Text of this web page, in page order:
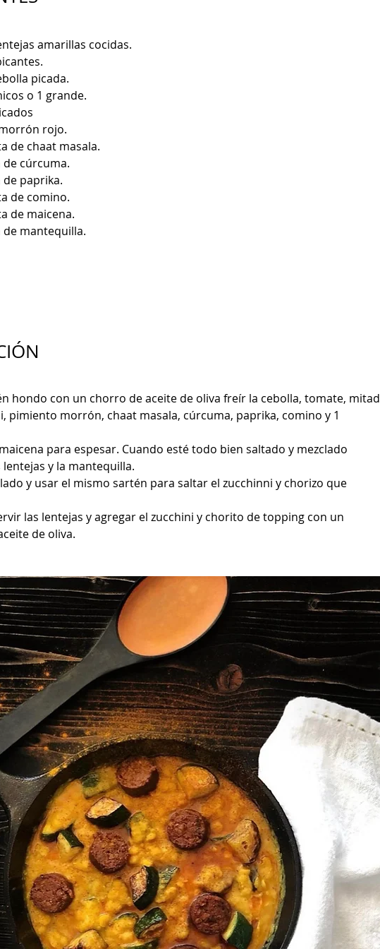
amarillas cocidas.
picada.
o 1 grande.
rojo.
de chaat masala.
de cúrcuma.
paprika.
de comino.
de maicena.
de mantequilla.
hondo con un chorro de aceite de oliva freír la cebolla, tomate, mitad
pimiento morrón, chaat masala, cúrcuma, paprika, comino y 1
para espesar. Cuando esté todo bien saltado y mezclado
lentejas y la mantequilla.
y usar el mismo sartén para saltar el zucchinni y chorizo que
las lentejas y agregar el zucchini y chorito de topping con un
de oliva.